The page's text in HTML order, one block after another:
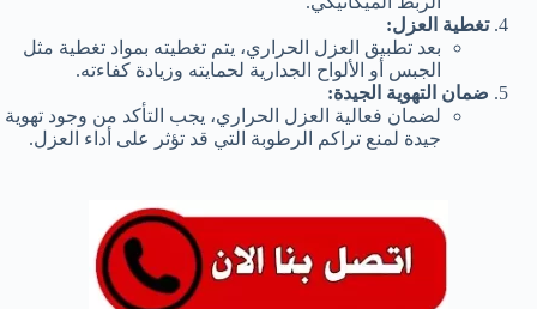
تغطية العزل:
بعد تطبيق العزل الحراري، يتم تغطيته بمواد تغطية مثل
الجبس أو الألواح الجدارية لحمايته وزيادة كفاءته.
ضمان التهوية الجيدة:
لضمان فعالية العزل الحراري، يجب التأكد من وجود تهوية
جيدة لمنع تراكم الرطوبة التي قد تؤثر على أداء العزل.